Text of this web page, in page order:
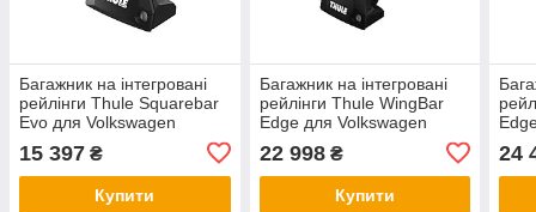
Багажник на інтегровані
рейлінги Thule Squarebar
Evo для Volkswagen
Touareg (mkIII) 2018-2023
(TH 7123-7106-6053)
15 397 ₴
Купити
Багажник на інтегровані
рейлінги Thule WingBar
Edge для Volkswagen
Touareg (mkIII) 2018-2023
(TH 7214-7214-7206-6053)
22 998₴
Купити
24